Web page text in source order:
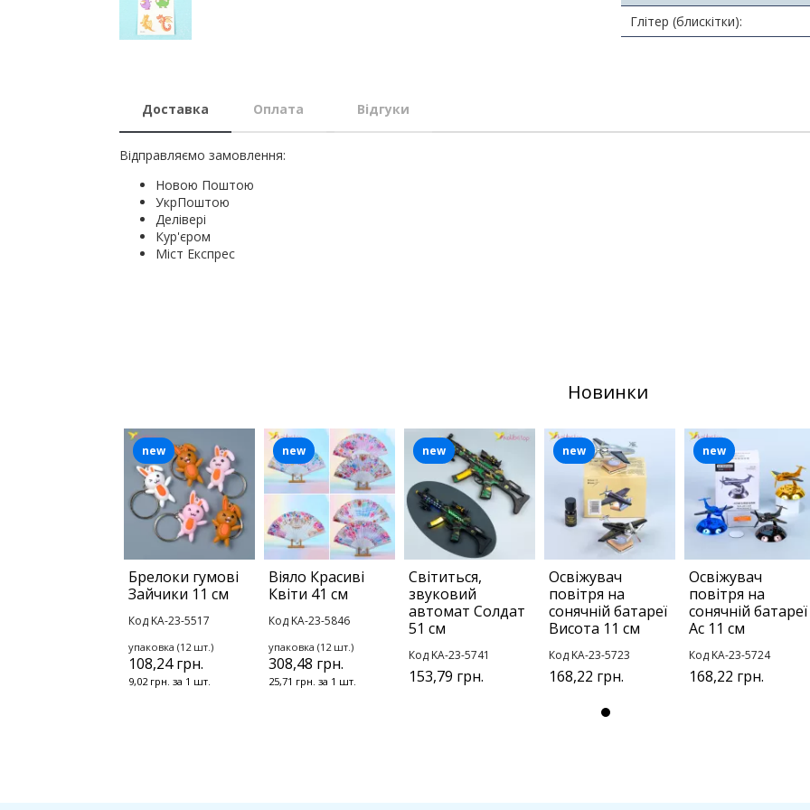
Глітер (блискітки):
Доставка Оплата Відгуки
Відправляємо замовлення:
Новою Поштою
УкрПоштою
Делівері
Кур'єром
Міст Експрес
Новинки
Брелоки гумові
Зайчики 11 см
Код KA-23-5517
упаковка (12 шт.)
108,24 грн.
9,02 грн. за 1 шт.
new
Віяло Красиві
Квіти 41 см
Код KA-23-5846
упаковка (12 шт.)
308,48 грн.
25,71 грн. за 1 шт.
new
Світиться,
звуковий
автомат Солдат
51 см
Код KA-23-5741
153,79 грн.
new
Освіжувач
повітря на
сонячній батареї
Висота 11 см
Код KA-23-5723
168,22 грн.
new
Освіжувач
повітря на
сонячній батареї
Ас 11 см
Код KA-23-5724
168,22 грн.
new